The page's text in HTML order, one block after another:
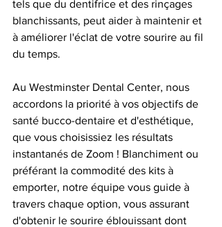
tels que du dentifrice et des rinçages
blanchissants, peut aider à maintenir et
à améliorer l'éclat de votre sourire au fil
du temps.
Au Westminster Dental Center, nous
accordons la priorité à vos objectifs de
santé bucco-dentaire et d'esthétique,
que vous choisissiez les résultats
instantanés de Zoom ! Blanchiment ou
préférant la commodité des kits à
emporter, notre équipe vous guide à
travers chaque option, vous assurant
d'obtenir le sourire éblouissant dont